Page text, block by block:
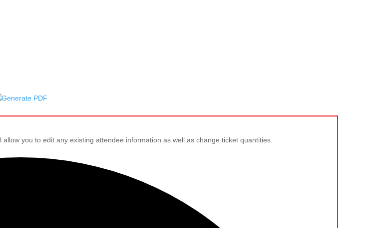
you to edit any existing attendee information as well as change ticket quantities.